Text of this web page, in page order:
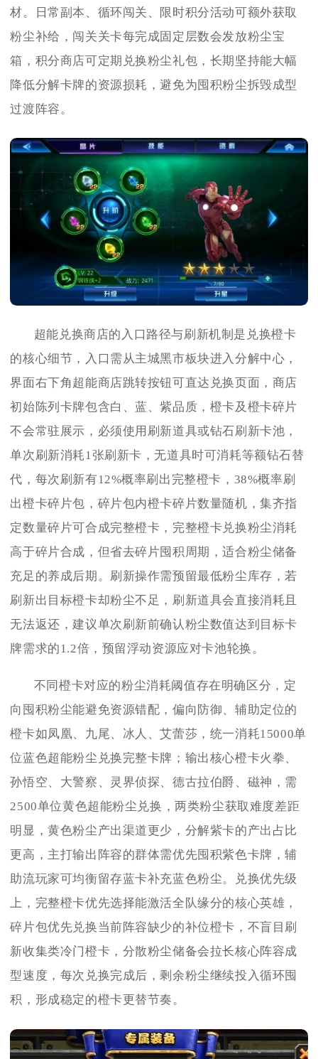
材。日常副本、循环闯关、限时积分活动可额外获取
粉尘补给，闯关关卡每完成固定层数会发放粉尘宝
箱，积分商店可定期兑换粉尘礼包，长期坚持能大幅
降低分解卡牌的资源损耗，避免为囤积粉尘拆毁成型
过渡阵容。
超能兑换商店的入口路径与刷新机制是兑换橙卡
的核心细节，入口需从主城黑市板块进入分解中心，
界面右下角超能商店跳转按钮可直达兑换页面，商店
初始陈列卡牌包含白、蓝、紫品质，橙卡及橙卡碎片
不会常驻展示，必须使用刷新道具或钻石刷新卡池，
单次刷新消耗1张刷新卡，无道具时可消耗等额钻石替
代，每次刷新有12%概率刷出完整橙卡，38%概率刷
出橙卡碎片包，碎片包内橙卡碎片数量随机，集齐指
定数量碎片可合成完整橙卡，完整橙卡兑换粉尘消耗
高于碎片合成，但省去碎片囤积周期，适合粉尘储备
充足的养成后期。刷新操作需预留最低粉尘库存，若
刷新出目标橙卡却粉尘不足，刷新道具会直接消耗且
无法返还，建议单次刷新前确认粉尘数值达到目标卡
牌需求的1.2倍，预留浮动资源应对卡池轮换。
不同橙卡对应的粉尘消耗阈值存在明确区分，定
向囤积粉尘能避免资源错配，偏向防御、辅助定位的
橙卡如凤凰、九尾、冰人、艾蕾莎，统一消耗15000单
位蓝色超能粉尘兑换完整卡牌；输出核心橙卡火拳、
孙悟空、大警察、灵界侦探、德古拉伯爵、磁神，需
2500单位黄色超能粉尘兑换，两类粉尘获取难度差距
明显，黄色粉尘产出渠道更少，分解紫卡的产出占比
更高，主打输出阵容的群体需优先囤积紫色卡牌，辅
助流玩家可均衡留存蓝卡补充蓝色粉尘。兑换优先级
上，完整橙卡优先选择能激活全队缘分的核心英雄，
碎片包优先兑换当前阵容缺少的补位橙卡，不盲目刷
新收集类冷门橙卡，分散粉尘储备会拉长核心阵容成
型速度，每次兑换完成后，剩余粉尘继续投入循环囤
积，形成稳定的橙卡更替节奏。